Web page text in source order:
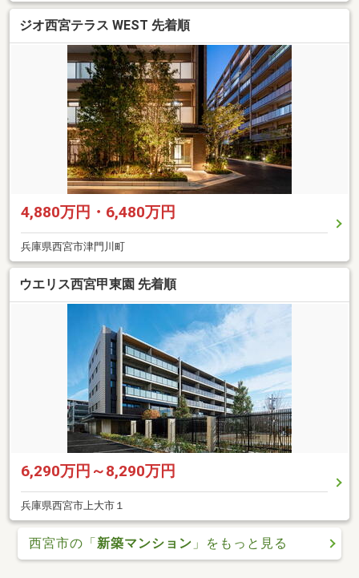
ジオ西宮テラス WEST 先着順
4,880万円・6,480万円
兵庫県西宮市津門川町
ウエリス西宮甲東園 先着順
6,290万円～8,290万円
兵庫県西宮市上大市１
西宮市の「新築マンション 」をもっと見る